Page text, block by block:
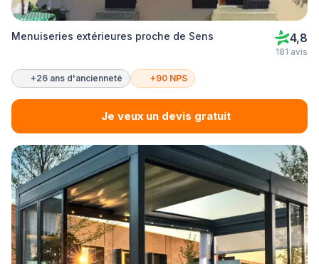
Menuiseries extérieures proche de Sens 4,8
181 avis
+26 ans d'ancienneté +90 NPS
Je veux un devis gratuit